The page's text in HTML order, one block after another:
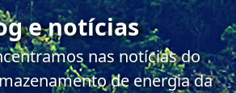
e notícias
nas notícias do
de energia da